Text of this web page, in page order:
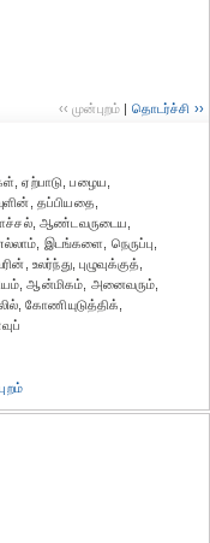
‹‹ முன்புறம் | தொடர்ச்சி ››
ஏற்பாடு, பழைய,
தப்பியதை,
ஆண்டவருடைய,
இடங்களை, நெருப்பு,
உலர்ந்து, புழுவுக்குத்,
ஆன்மிகம், அனைவரும்,
கோணியுடுத்திக்,